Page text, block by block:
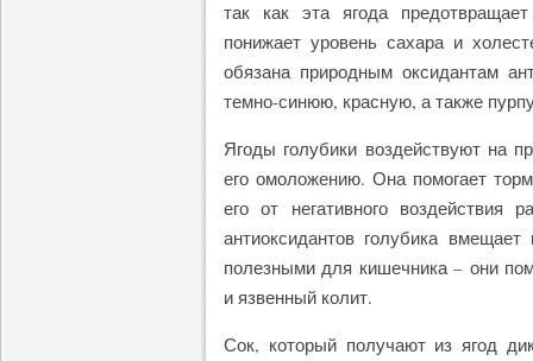
так как эта ягода
понижает уровень сахара и
обязана природным оксидантам
темно-синюю, красную, а также
Ягоды голубики воздействуют на
его омоложению. Она помогает
его от негативного воздействия
антиоксидантов голубика
полезными для кишечника – они
и язвенный колит.
Сок, который получают из ягод